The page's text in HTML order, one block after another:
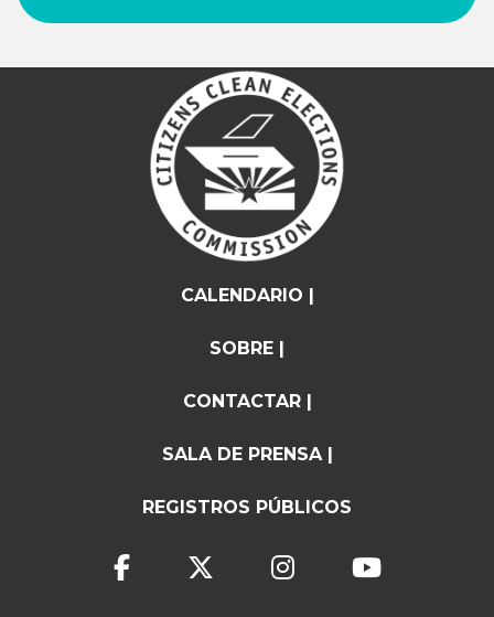
CALENDARIO |
SOBRE |
CONTACTAR |
SALA DE PRENSA |
REGISTROS PÚBLICOS